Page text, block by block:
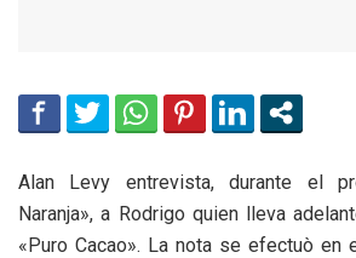
Alan Levy entrevista, durante el
Naranja», a Rodrigo quien lleva
«Puro Cacao». La nota se efectuò en